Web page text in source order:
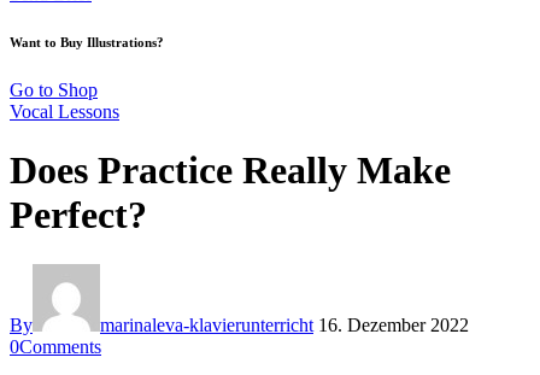
Want to Buy Illustrations?
Go to Shop
Vocal Lessons
Does Practice Really Make
Perfect?
By marinaleva-klavierunterricht 16. Dezember 2022
0Comments